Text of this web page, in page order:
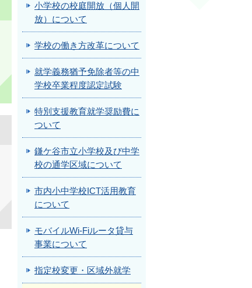
小学校の校庭開放（個人開
放）について
学校の働き方改革について
就学義務猶予免除者等の中
学校卒業程度認定試験
特別支援教育就学奨励費に
ついて
鎌ケ谷市立小学校及び中学
校の通学区域について
市内小中学校ICT活用教育
について
モバイルWi-Fiルータ貸与
事業について
指定校変更・区域外就学